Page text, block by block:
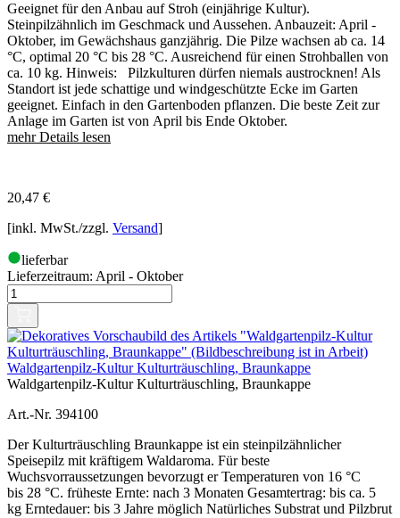
Geeignet für den Anbau auf Stroh (einjährige Kultur).
Steinpilzähnlich im Geschmack und Aussehen. Anbauzeit: April -
Oktober, im Gewächshaus ganzjährig. Die Pilze wachsen ab ca. 14
°C, optimal 20 °C bis 28 °C. Ausreichend für einen Strohballen von
ca. 10 kg. Hinweis: Pilzkulturen dürfen niemals austrocknen! Als
Standort ist jede schattige und windgeschützte Ecke im Garten
geeignet. Einfach in den Gartenboden pflanzen. Die beste Zeit zur
Anlage im Garten ist von April bis Ende Oktober.
mehr Details lesen
20,47 €
[inkl. MwSt./zzgl. Versand]
lieferbar
Lieferzeitraum: April - Oktober
Waldgartenpilz-Kultur Kulturträuschling, Braunkappe
Waldgartenpilz-Kultur Kulturträuschling, Braunkappe
Art.-Nr. 394100
Der Kulturträuschling Braunkappe ist ein steinpilzähnlicher
Speisepilz mit kräftigem Waldaroma. Für beste
Wuchsvorraussetzungen bevorzugt er Temperaturen von 16 °C
bis 28 °C. früheste Ernte: nach 3 Monaten Gesamtertrag: bis ca. 5
kg Erntedauer: bis 3 Jahre möglich Natürliches Substrat und Pilzbrut